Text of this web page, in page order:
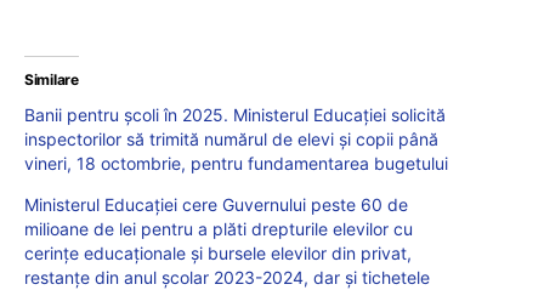
Similare
Banii pentru școli în 2025. Ministerul Educației solicită
inspectorilor să trimită numărul de elevi și copii până
vineri, 18 octombrie, pentru fundamentarea bugetului
Ministerul Educației cere Guvernului peste 60 de
milioane de lei pentru a plăti drepturile elevilor cu
cerințe educaționale și bursele elevilor din privat,
restanțe din anul școlar 2023-2024, dar și tichetele